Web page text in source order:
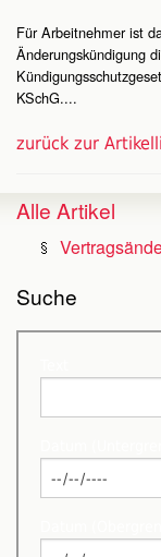
Für Arbeitnehmer ist
Änderungskündigung
KSchG....
zurück zur
Alle Artikel
Suche